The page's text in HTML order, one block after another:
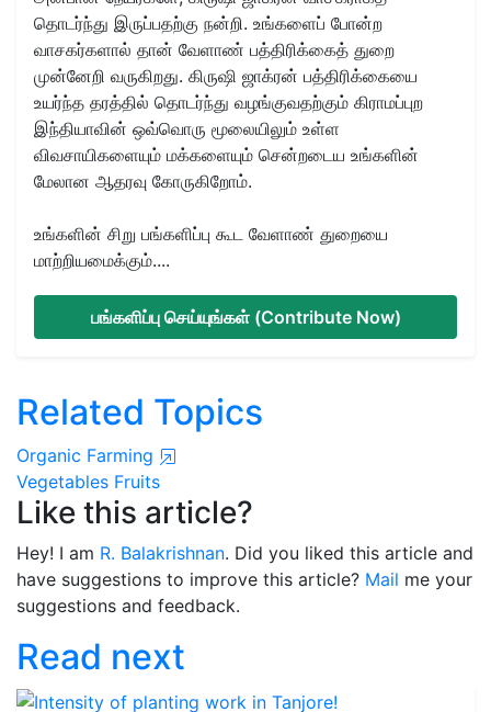
தொடர்ந்து இருப்பதற்கு நன்றி. உங்களைப் போன்ற
வாசகர்களால் தான் வேளாண் பத்திரிக்கைத் துறை
முன்னேறி வருகிறது. கிருஷி ஜாக்ரன் பத்திரிக்கையை
உயர்ந்த தரத்தில் தொடர்ந்து வழங்குவதற்கும் கிராமப்புற
இந்தியாவின் ஒவ்வொரு மூலையிலும் உள்ள
விவசாயிகளையும் மக்களையும் சென்றடைய உங்களின்
மேலான ஆதரவு கோருகிறோம்.
உங்களின் சிறு பங்களிப்பு கூட வேளாண் துறையை
மாற்றியமைக்கும்....
பங்களிப்பு செய்யுங்கள் (Contribute Now)
Related Topics
Organic Farming
Vegetables Fruits
Like this article?
Hey! I am R. Balakrishnan. Did you liked this article and
have suggestions to improve this article? Mail me your
suggestions and feedback.
Read next